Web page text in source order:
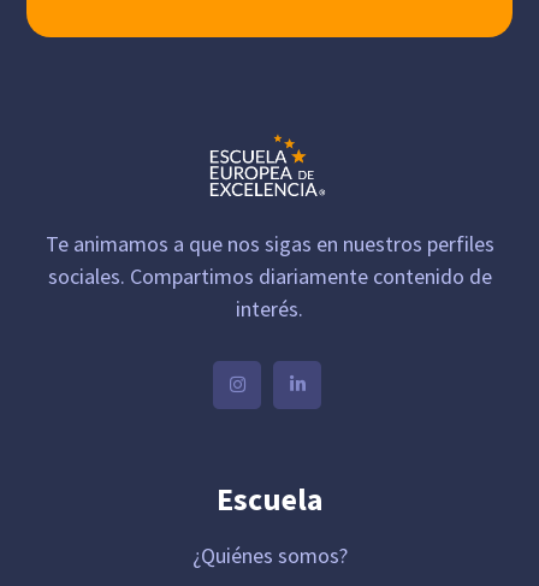
Te animamos a que nos sigas en nuestros perfiles
sociales. Compartimos diariamente contenido de
interés.
Escuela
¿Quiénes somos?